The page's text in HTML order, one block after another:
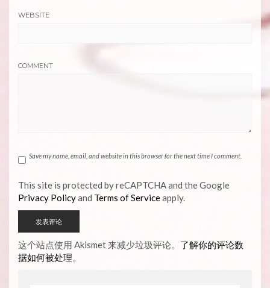
WEBSITE
COMMENT
Save my name, email, and website in this browser for the next time I comment.
This site is protected by reCAPTCHA and the Google
Privacy Policyand Terms of Serviceapply.
这个站点使用 Akismet 来减少垃圾评论。 了解你的评论数
据如何被处理。